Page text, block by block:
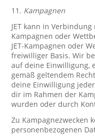
11. Kampagnen
JET kann in
Kampagnen oder
JET-Kampagnen oder
freiwilliger Basis. Wir
auf deine Einwilligung,
gemäß geltendem
deine Einwilligung
dir im Rahmen der
wurden oder durch
Zu Kampagnezwecken
personenbezogenen